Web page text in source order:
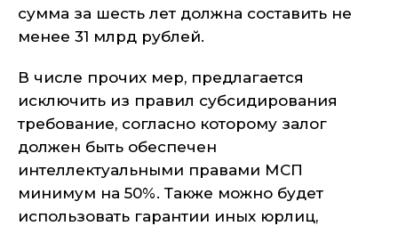
сумма за шесть лет должна составить не
менее 31 млрд рублей.
В числе прочих мер, предлагается
исключить из правил субсидирования
требование, согласно которому залог
должен быть обеспечен
интеллектуальными правами МСП
минимум на 50%. Также можно будет
использовать гарантии иных юрлиц,